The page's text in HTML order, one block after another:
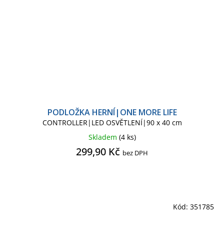
PODLOŽKA HERNÍ|ONE MORE LIFE
CONTROLLER|LED OSVĚTLENÍ|90 x 40 cm
Skladem (4 ks)
299,90 Kč bez DPH
Kód: 351785